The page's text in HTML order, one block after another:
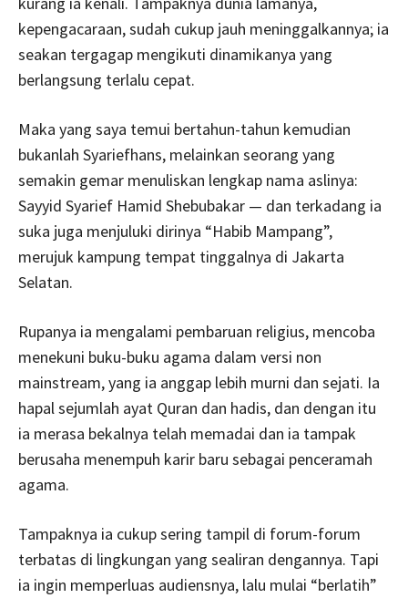
kepengacaraan, sudah cukup jauh meninggalkannya; ia
seakan tergagap mengikuti dinamikanya yang
berlangsung terlalu cepat.
Maka yang saya temui bertahun-tahun kemudian
bukanlah Syariefhans, melainkan seorang yang
semakin gemar menuliskan lengkap nama aslinya:
Sayyid Syarief Hamid Shebubakar — dan terkadang ia
suka juga menjuluki dirinya “Habib Mampang”,
merujuk kampung tempat tinggalnya di Jakarta
Selatan.
Rupanya ia mengalami pembaruan religius, mencoba
menekuni buku-buku agama dalam versi non
mainstream, yang ia anggap lebih murni dan sejati. Ia
hapal sejumlah ayat Quran dan hadis, dan dengan itu
ia merasa bekalnya telah memadai dan ia tampak
berusaha menempuh karir baru sebagai penceramah
agama.
Tampaknya ia cukup sering tampil di forum-forum
terbatas di lingkungan yang sealiran dengannya. Tapi
ia ingin memperluas audiensnya, lalu mulai “berlatih”